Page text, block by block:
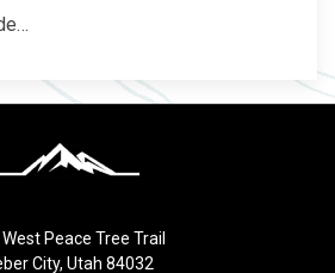
Peace Tree Trail
City, Utah 84032